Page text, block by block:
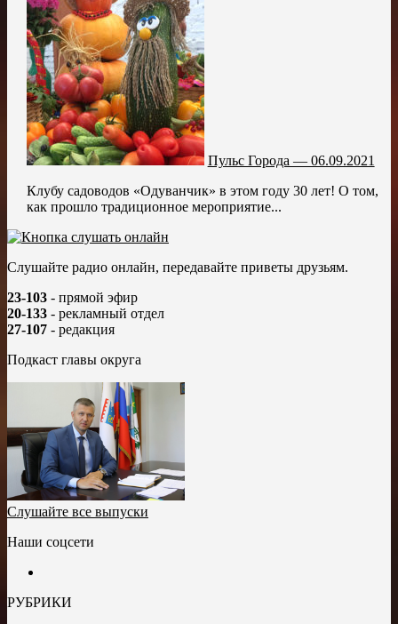
Пульс Города — 06.09.2021
Клубу садоводов «Одуванчик» в этом году 30 лет! О том,
как прошло традиционное мероприятие...
Слушайте радио онлайн, передавайте приветы друзьям.
23-103 - прямой эфир
20-133 - рекламный отдел
27-107 - редакция
Подкаст главы округа
Слушайте все выпуски
Наши соцсети
РУБРИКИ